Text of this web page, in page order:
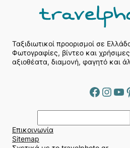
Ταξιδιωτικοί προορισμοί σε
Φωτογραφίες, βίντεο και
αξιοθέατα, διαμονή, φαγητό και
Facebook Instagram YouTube Pinterest
ν
α
Επικοινωνία
Sitemap